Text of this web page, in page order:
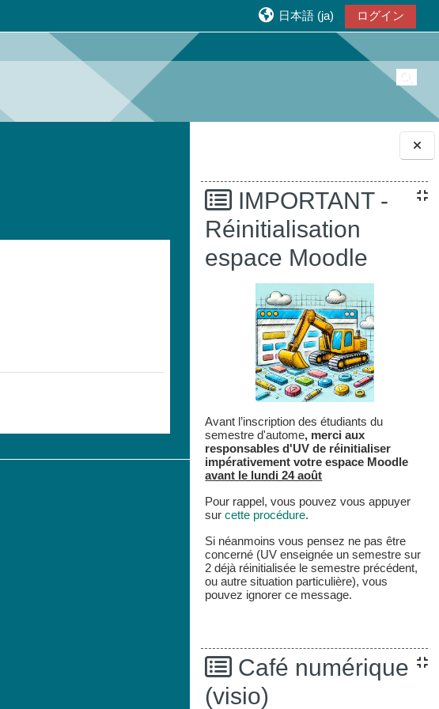
ブロック
IMPORTANT -
Réinitialisation
espace Moodle
Avant l’inscription des étudiants du
semestre d'autome, merci aux
responsables d'UV de réinitialiser
impérativement votre espace Moodle
avant le lundi 24 août
Pour rappel, vous pouvez vous appuyer
surcette procédure.
Si néanmoins vous pensez ne pas être
concerné (UV enseignée un semestre sur
2 déjà réinitialisée le semestre précédent,
ou autre situation particulière), vous
pouvez ignorer ce message.
Café numérique
(visio)
日本語 ‎(ja)‎ ログイン
検索